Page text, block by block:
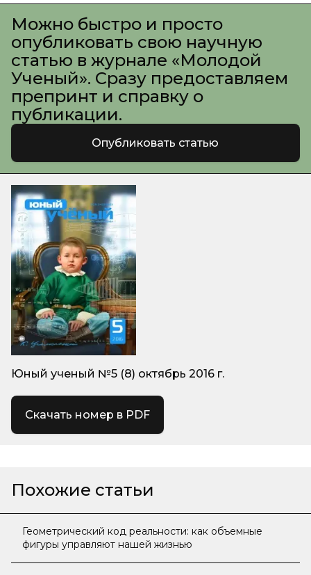
Можно быстро и просто
опубликовать свою научную
статью в журнале «Молодой
Ученый». Сразу предоставляем
препринт и справку о
публикации.
Опубликовать статью
Юный ученый №5 (8) октябрь 2016 г.
Скачать номер в PDF
Похожие статьи
Геометрический код реальности: как объемные
фигуры управляют нашей жизнью